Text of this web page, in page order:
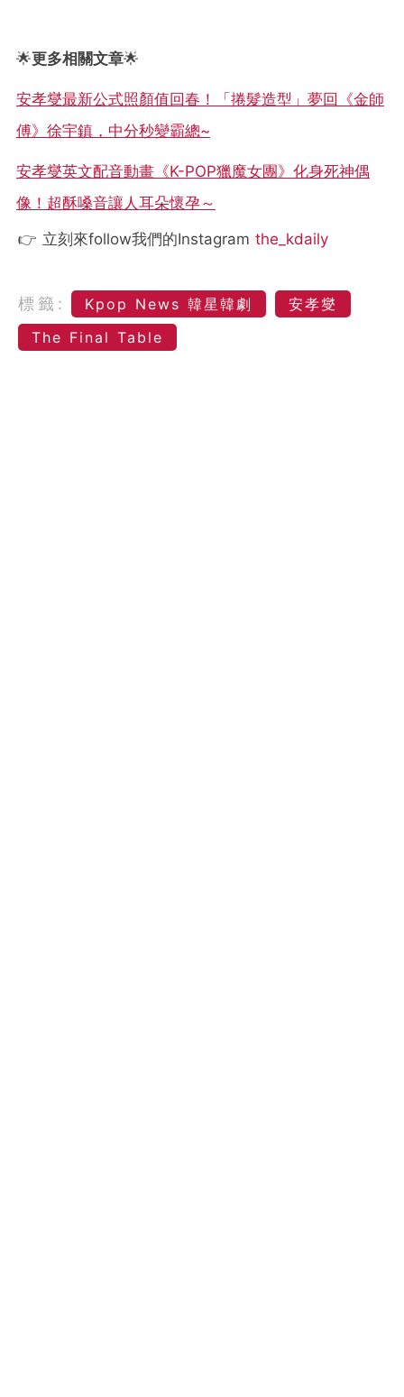
🌟更多相關文章🌟
安孝燮最新公式照顏值回春！「捲髮造型」夢回《金師
傅》徐宇鎮，中分秒變霸總~
安孝燮英文配音動畫《K-POP獵魔女團》化身死神偶
像！超酥嗓音讓人耳朵懷孕～
👉 立刻來follow我們的Instagram the_kdaily
標籤: Kpop News 韓星韓劇
安孝燮
The Final Table